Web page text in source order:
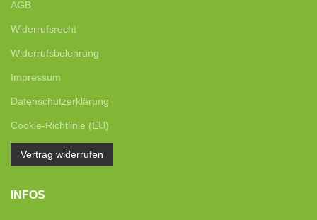
AGB
Widerrufsrecht
Widerrufsbelehrung
Impressum
Datenschutzerklärung
Cookie-Richtlinie (EU)
Vertrag widerrufen
INFOS